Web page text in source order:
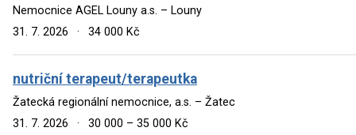
Nemocnice AGEL Louny a.s. – Louny
31. 7. 2026
· 34 000 Kč
nutriční terapeut/terapeutka
Žatecká regionální nemocnice, a.s. – Žatec
31. 7. 2026
· 30 000 – 35 000 Kč